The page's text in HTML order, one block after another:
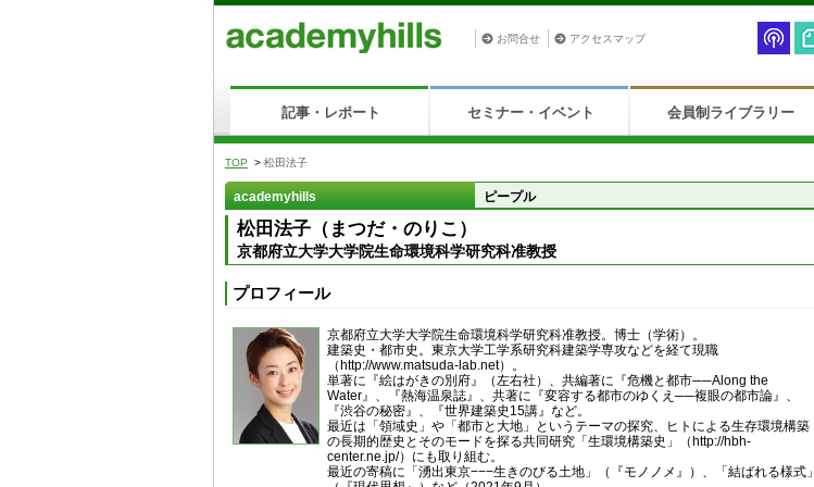
お問合せ アクセスマップ
記事・レポート セミナー・イベント 会員制ライブラリー
TOP > 松田法子
academyhills ピープル
松田法子（まつだ・のりこ）
京都府立大学大学院生命環境科学研究科准教授
プロフィール
京都府立大学大学院生命環境科学研究科准教授。博士（学術）。
建築史・都市史。東京大学工学系研究科建築学専攻などを経て現職
（http://www.matsuda-lab.net）。
単著に『絵はがきの別府』（左右社）、共編著に『危機と都市──Along the
Water』、『熱海温泉誌』、共著に『変容する都市のゆくえ──複眼の都市論』、
『渋谷の秘密』、『世界建築史15講』など。
最近は「領域史」や「都市と大地」というテーマの探究、ヒトによる生存環境構築
の長期的歴史とそのモードを探る共同研究「生環境構築史」（http://hbh-
center.ne.jp/）にも取り組む。
最近の寄稿に「湧出東京−−−生きのびる土地」（『モノノメ』）、「結ばれる様式」